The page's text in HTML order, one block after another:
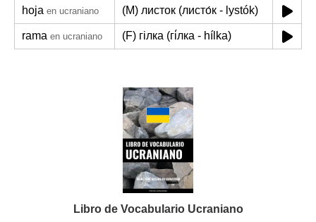
hoja en ucraniano (M) листок (листо́к - lystók)
rama en ucraniano (F) гілка (гі́лка - hílka)
Libro de Vocabulario Ucraniano